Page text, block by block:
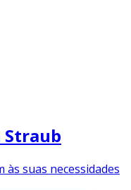
às suas necessidades